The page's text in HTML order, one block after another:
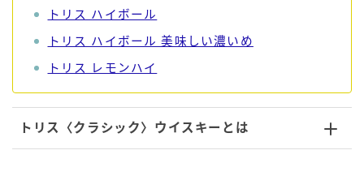
トリス ハイボール
トリス ハイボール 美味しい濃いめ
トリス レモンハイ
トリス〈クラシック〉ウイスキーとは